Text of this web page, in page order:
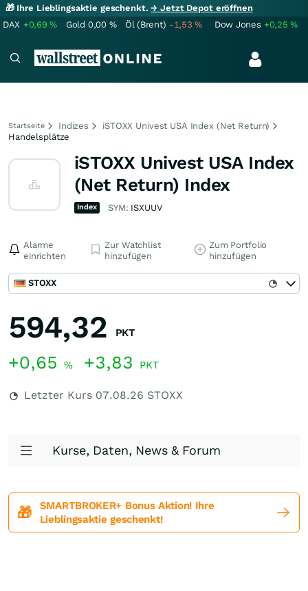
🎁 Ihre Lieblingsaktie geschenkt.→ Jetzt Depot eröffnen
DAX +0,69% Gold 0,00 % Öl (Brent) -1,53% Dow Jones +0,25%
Startseite Indizes
iSTOXX Univest USA Index (Net Return)
Handelsplätze
iSTOXX Univest USA Index
(Net Return) Index
Index SYM: ISXUUV
Alarme
einrichten
Zur Watchlist
hinzufügen
Zum Portfolio
hinzufügen
STOXX
594,32 PKT
+0,65 % +3,83 PKT
Letzter Kurs 07.08.26 STOXX
Kurse, Daten, News & Forum
🎁
SMARTBROKER+ Bonus Aktion! Ihre
Lieblingsaktie geschenkt!